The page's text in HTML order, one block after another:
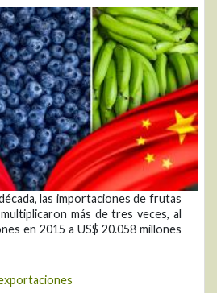
las importaciones de frutas
más de tres veces, al
en 2015 a US$ 20.058 millones